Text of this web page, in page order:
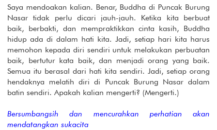
Saya mendoakan kalian. Benar, Buddha di Puncak Burung
Nasar tidak perlu dicari jauh-jauh. Ketika kita berbuat
baik, berbakti, dan mempraktikkan cinta kasih, Buddha
hidup ada di dalam hati kita. Jadi, setiap hari kita harus
memohon kepada diri sendiri untuk melakukan perbuatan
baik, bertutur kata baik, dan menjadi orang yang baik.
Semua itu berasal dari hati kita sendiri. Jadi, setiap orang
hendaknya melatih diri di Puncak Burung Nasar dalam
batin sendiri. Apakah kalian mengerti? (Mengerti.)
Bersumbangsih dan mencurahkan perhatian akan
mendatangkan sukacita